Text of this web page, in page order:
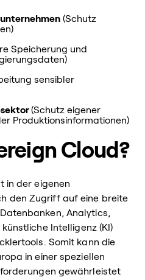
(Schutz
Speicherung und
sensibler
(Schutz eigener
Produktionsinformationen)
Cloud?
in der eigenen
den Zugriff auf eine breite
Analytics,
Intelligenz (KI)
Somit kann die
in einer speziellen
gewährleistet